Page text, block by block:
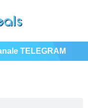
TELEGRAM